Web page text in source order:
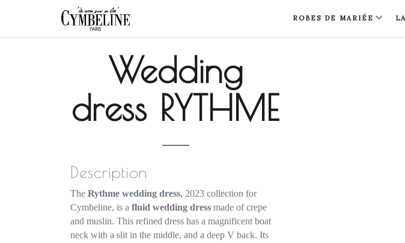
ROBES DE MARIÉE
Wedding
dress RYTHME
Description
The Rythme wedding dress, 2023 collection for
Cymbeline, is a fluid wedding dress made of crepe
and muslin. This refined dress has a magnificent boat
neck with a slit in the middle, and a deep V back. Its